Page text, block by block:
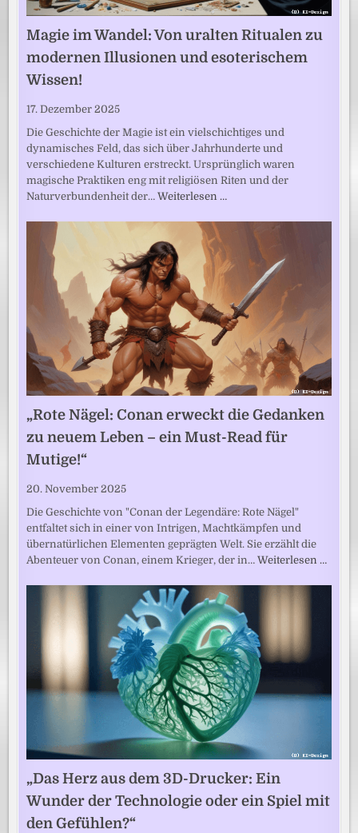
Magie im Wandel: Von uralten Ritualen zu
modernen Illusionen und esoterischem
Wissen!
17. Dezember 2025
Die Geschichte der Magie ist ein vielschichtiges und
dynamisches Feld, das sich über Jahrhunderte und
verschiedene Kulturen erstreckt. Ursprünglich waren
magische Praktiken eng mit religiösen Riten und der
Naturverbundenheit der…Weiterlesen …
„Rote Nägel: Conan erweckt die Gedanken
zu neuem Leben – ein Must-Read für
Mutige!“
20. November 2025
Die Geschichte von "Conan der Legendäre: Rote Nägel"
entfaltet sich in einer von Intrigen, Machtkämpfen und
übernatürlichen Elementen geprägten Welt. Sie erzählt die
Abenteuer von Conan, einem Krieger, der in…Weiterlesen …
„Das Herz aus dem 3D-Drucker: Ein
Wunder der Technologie oder ein Spiel mit
den Gefühlen?“